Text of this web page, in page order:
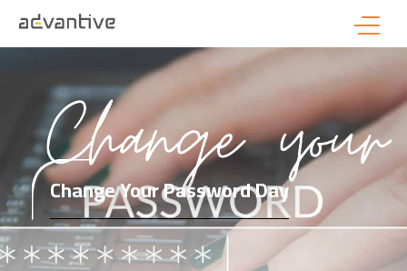
Change Your Password Day